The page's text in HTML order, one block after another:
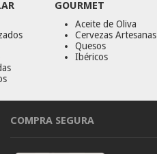
GOURMET
Aceite de Oliva
Cervezas Artesanas
Quesos
Ibéricos
COMPRA SEGURA